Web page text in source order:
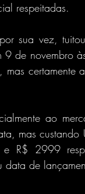
respeitadas.
sua vez,
9 de novembro
certamente
ao
mas
R$ 2999
data de